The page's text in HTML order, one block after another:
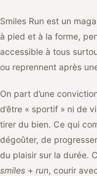
Smiles Run est un
à pied et à la forme,
accessible à tous
ou reprennent après
On part d’une
d’être « sportif » ni de
tirer du bien. Ce qui
dégoûter, de
du plaisir sur la durée.
smiles + run, courir